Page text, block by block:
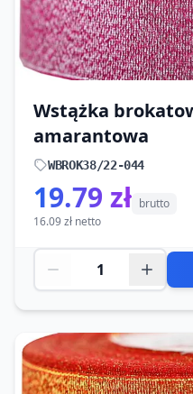
Wstążka
amarantowa
WBROK38/22-044
19.79 zł brutto
16.09 zł netto